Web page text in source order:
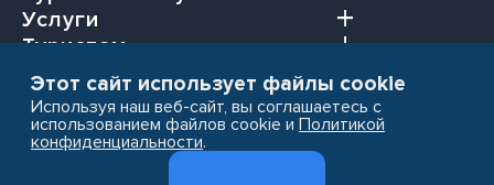
Услуги
Туристам
Агентствам
Этот сайт использует файлы cookie
Используя наш веб-сайт, вы соглашаетесь с
использованием файлов cookie и Политикой
конфиденциальности.